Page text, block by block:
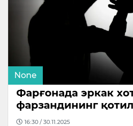
None
Фарғонада эркак
фарзандининг
16:30 / 30.11.2025